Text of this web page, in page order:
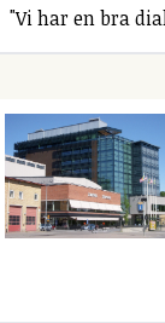
"Vi har en bra